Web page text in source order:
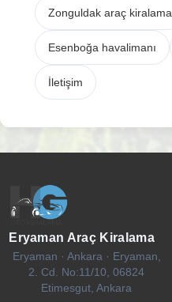
Zonguldak araç kiralama
Esenboğa havalimanı
İletişim
Eryaman Araç Kiralama
Eryaman · Ankara · Eryaman,
2. Cd. No:11/10, 06824
Etimesgut, Ankara